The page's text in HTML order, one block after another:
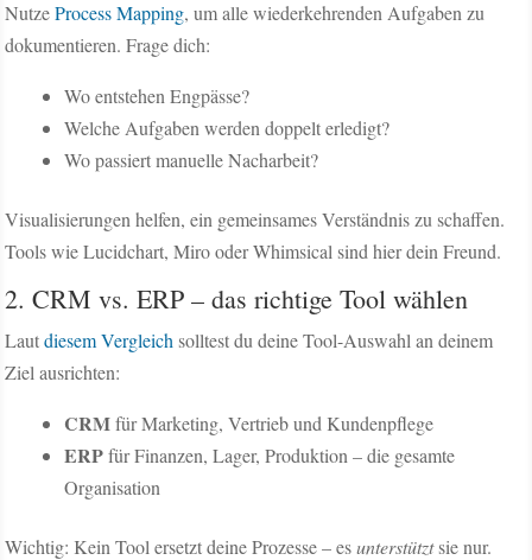
NutzeProcess Mapping, um alle wiederkehrenden Aufgaben zu
dokumentieren. Frage dich:
Wo entstehen Engpässe?
Welche Aufgaben werden doppelt erledigt?
Wo passiert manuelle Nacharbeit?
Visualisierungen helfen, ein gemeinsames Verständnis zu schaffen.
Tools wie Lucidchart, Miro oder Whimsical sind hier dein Freund.
2. CRM vs. ERP – das richtige Tool wählen
Lautdiesem Vergleich solltest du deine Tool-Auswahl an deinem
Ziel ausrichten:
CRMfür Marketing, Vertrieb und Kundenpflege
ERPfür Finanzen, Lager, Produktion – die gesamte
Organisation
Wichtig: Kein Tool ersetzt deine Prozesse – esunterstütztsie nur.